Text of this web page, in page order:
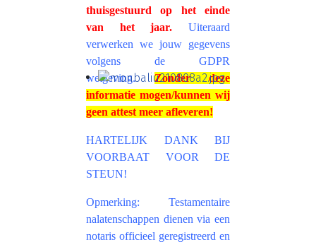
thuisgestuurd op het einde
van het jaar. Uiteraard
verwerken we jouw gegevens
volgens de GDPR
wetgeving.
Zonder deze
informatie mogen/kunnen wij
geen attest meer afleveren!
HARTELIJK DANK BIJ
VOORBAAT VOOR DE
STEUN!
Opmerking: Testamentaire
nalatenschappen dienen via een
notaris officieel geregistreerd en